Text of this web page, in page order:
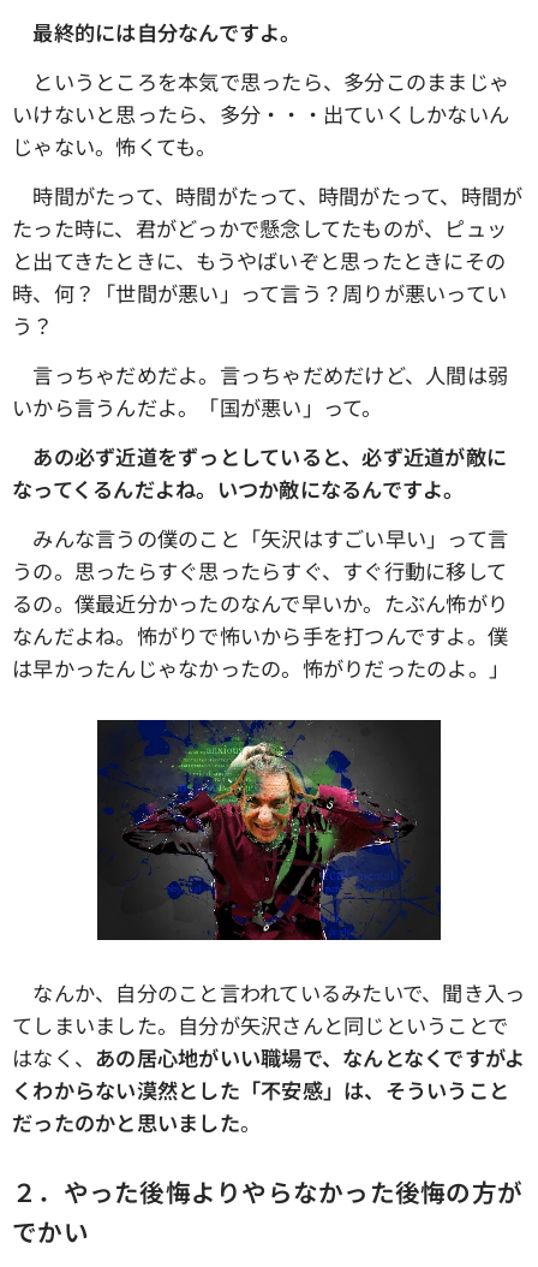
最終的には自分なんですよ。
というところを本気で思ったら、多分このままじゃ
いけないと思ったら、多分・・・出ていくしかないん
じゃない。怖くても。
時間がたって、時間がたって、時間がたって、時間が
たった時に、君がどっかで懸念してたものが、ピュッ
と出てきたときに、もうやばいぞと思ったときにその
時、何？「世間が悪い」って言う？周りが悪いってい
う？
言っちゃだめだよ。言っちゃだめだけど、人間は弱
いから言うんだよ。「国が悪い」って。
あの必ず近道をずっとしていると、必ず近道が敵に
なってくるんだよね。いつか敵になるんですよ。
みんな言うの僕のこと「矢沢はすごい早い」って言
うの。思ったらすぐ思ったらすぐ、すぐ行動に移して
るの。僕最近分かったのなんで早いか。たぶん怖がり
なんだよね。怖がりで怖いから手を打つんですよ。僕
は早かったんじゃなかったの。怖がりだったのよ。」
なんか、自分のこと言われているみたいで、聞き入っ
てしまいました。自分が矢沢さんと同じということで
はなく、 あの居心地がいい職場で、なんとなくですがよ
くわからない漠然とした「不安感」は、そういうこと
だったのかと思いました。
２．やった後悔よりやらなかった後悔の方が
でかい